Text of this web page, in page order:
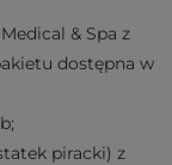
& Spa z
dostępna w
piracki) z